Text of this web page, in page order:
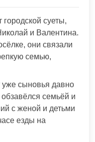
суеты,
и Валентина.
они связали
семью,
уже сыновья давно
семьёй и
с женой и детьми
езды на